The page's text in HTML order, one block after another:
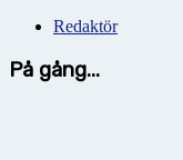
Redaktör
På gång...